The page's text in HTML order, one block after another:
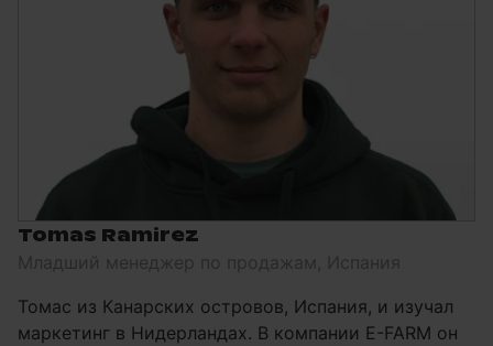
Tomas Ramirez
Младший менеджер по продажам, Испания
Томас из Канарских островов, Испания, и изучал
маркетинг в Нидерландах. В компании E-FARM он